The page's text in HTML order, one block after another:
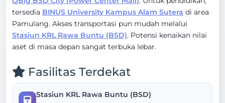
tersedia BINUS University Kampus Alam Sutera di area
Pamulang. Akses transportasi pun mudah melalui
Stasiun KRL Rawa Buntu (BSD). Potensi kenaikan nilai
aset di masa depan sangat terbuka lebar.
Fasilitas Terdekat
Stasiun KRL Rawa Buntu (BSD)